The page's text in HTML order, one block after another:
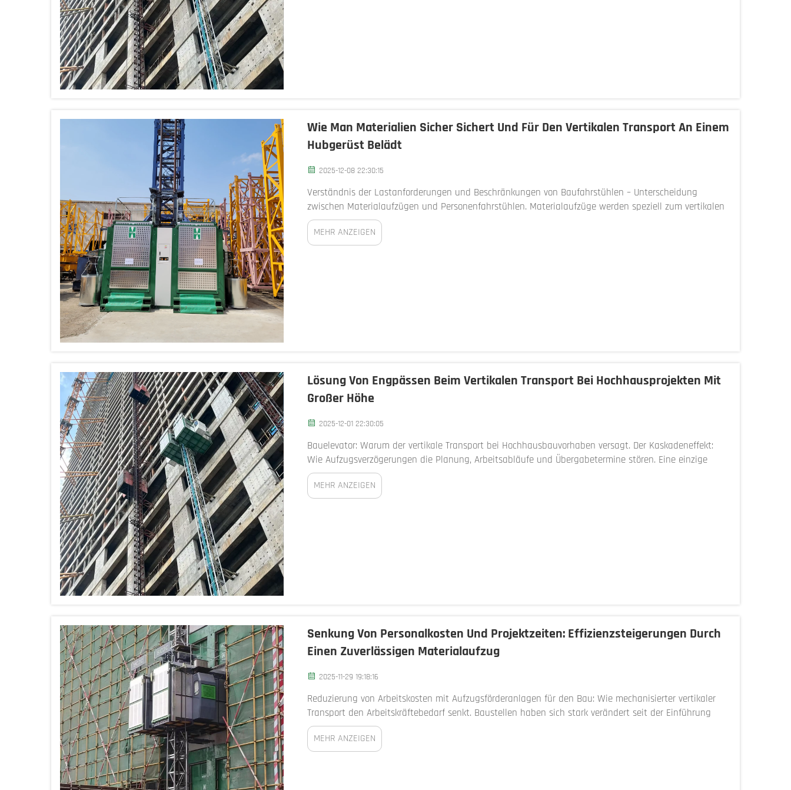
Wie Man Materialien Sicher Sichert Und Für Den Vertikalen Transport An Einem
Hubgerüst Belädt
2025-12-08 22:30:15
Verständnis der Lastanforderungen und Beschränkungen von Baufahrstühlen – Unterscheidung
zwischen Materialaufzügen und Personenfahrstühlen. Materialaufzüge werden speziell zum vertikalen
Transport von Ausrüstung und Materialien, nicht von Personen, gebaut. Sie unterscheiden sich deutlich
von...
MEHR ANZEIGEN
Lösung Von Engpässen Beim Vertikalen Transport Bei Hochhausprojekten Mit
Großer Höhe
2025-12-01 22:30:05
Bauelevator: Warum der vertikale Transport bei Hochhausbauvorhaben versagt. Der Kaskadeneffekt:
Wie Aufzugsverzögerungen die Planung, Arbeitsabläufe und Übergabetermine stören. Eine einzige
Verzögerung des Bauelevators löst systemische Probleme aus...
MEHR ANZEIGEN
Senkung Von Personalkosten Und Projektzeiten: Effizienzsteigerungen Durch
Einen Zuverlässigen Materialaufzug
2025-11-29 19:18:16
Reduzierung von Arbeitskosten mit Aufzugsförderanlagen für den Bau: Wie mechanisierter vertikaler
Transport den Arbeitskräftebedarf senkt. Baustellen haben sich stark verändert seit der Einführung
mechanisierter vertikaler Transportsysteme wie Aufzugsförderanlagen. Diese mac...
MEHR ANZEIGEN